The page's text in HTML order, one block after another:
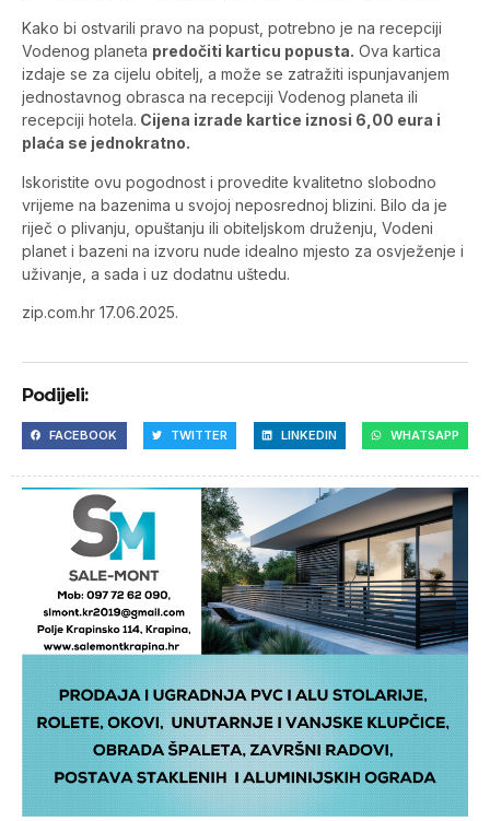
Kako bi ostvarili pravo na popust, potrebno je na recepciji
Vodenog planeta predočiti karticu popusta. Ova kartica
izdaje se za cijelu obitelj, a može se zatražiti ispunjavanjem
jednostavnog obrasca na recepciji Vodenog planeta ili
recepciji hotela. Cijena izrade kartice iznosi 6,00 eura i
plaća se jednokratno.
Iskoristite ovu pogodnost i provedite kvalitetno slobodno
vrijeme na bazenima u svojoj neposrednoj blizini. Bilo da je
riječ o plivanju, opuštanju ili obiteljskom druženju, Vodeni
planet i bazeni na izvoru nude idealno mjesto za osvježenje i
uživanje, a sada i uz dodatnu uštedu.
zip.com.hr 17.06.2025.
Podijeli:
FACEBOOK TWITTER LINKEDIN WHATSAPP